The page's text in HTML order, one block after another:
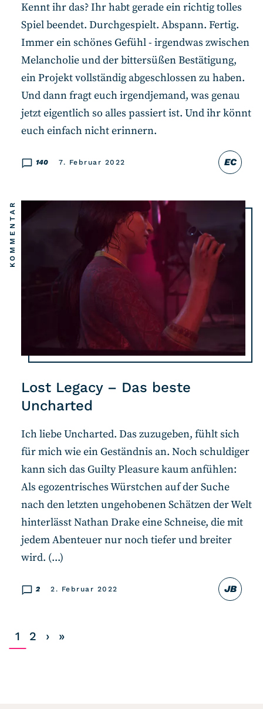
EC
140 7. Februar 2022
Kennt ihr das? Ihr habt gerade ein richtig tolles
Spiel beendet. Durchgespielt. Abspann. Fertig.
Immer ein schönes Gefühl - irgendwas zwischen
Melancholie und der bittersüßen Bestätigung,
ein Projekt vollständig abgeschlossen zu haben.
Und dann fragt euch irgendjemand, was genau
jetzt eigentlich so alles passiert ist. Und ihr könnt
euch einfach nicht erinnern.
Lost Legacy – Das beste
Uncharted
KOMMENTAR
JB
2 2. Februar 2022
Ich liebe Uncharted. Das zuzugeben, fühlt sich
für mich wie ein Geständnis an. Noch schuldiger
kann sich das Guilty Pleasure kaum anfühlen:
Als egozentrisches Würstchen auf der Suche
nach den letzten ungehobenen Schätzen der Welt
hinterlässt Nathan Drake eine Schneise, die mit
jedem Abenteuer nur noch tiefer und breiter
wird. (...)
1 2 › »